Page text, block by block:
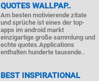
QUOTES WALLPAP..
Am besten motivierende zitate
und sprüche ist eines der top-
apps im android markt
einzigartige große sammlung und
echte quotes.Applications
enthalten hunderte tausende..
BEST INSPIRATIONAL